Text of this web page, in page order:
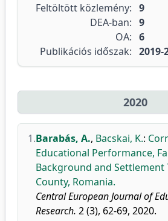
Feltöltött közlemény: 9
DEA-ban: 9
OA: 6
Publikációs időszak: 2019-
2020
1.Barabás, A., Bacskai, K.:
Educational Performance,
Background and Settlement
County, Romania.
Central European Journal of
Research. 2 (3), 62-69, 2020.